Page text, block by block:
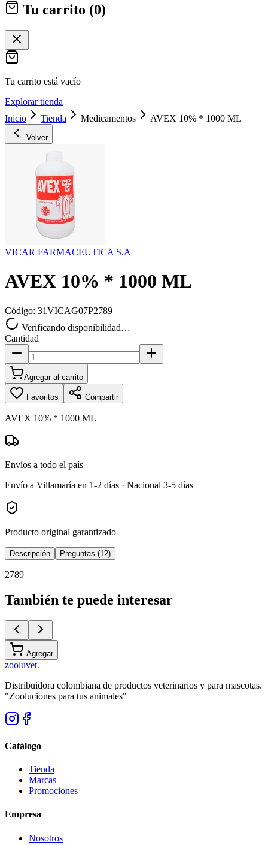
Tu carrito (0)
Tu carrito está vacío
Explorar tienda
Inicio
Tienda Medicamentos AVEX 10% * 1000 ML
Volver
VICAR FARMACEUTICA S.A
AVEX 10% * 1000 ML
Código: 31VICAG07P2789
Verificando disponibilidad…
Cantidad
Agregar al carrito
Favoritos Compartir
AVEX 10% * 1000 ML
Envíos a todo el país
Envío a Villamaría en 1-2 días · Nacional 3-5 días
Producto original garantizado
Descripción Preguntas (12)
2789
También te puede interesar
Agregar
zooluvet.
Distribuidora colombiana de productos veterinarios y para mascotas.
"Zooluciones para tus animales"
Catálogo
Tienda
Marcas
Promociones
Empresa
Nosotros